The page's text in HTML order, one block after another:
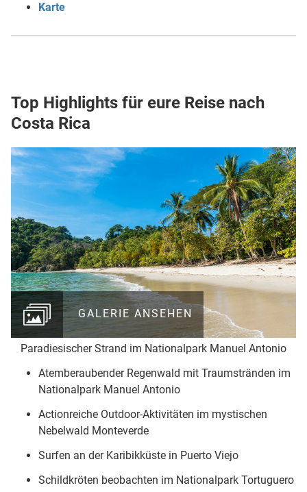
Karte
Top Highlights für eure Reise nach
Costa Rica
Paradiesischer Strand im Nationalpark Manuel Antonio
GALERIE ANSEHEN
Atemberaubender Regenwald mit Traumstränden im
Nationalpark Manuel Antonio
Actionreiche Outdoor-Aktivitäten im mystischen
Nebelwald Monteverde
Surfen an der Karibikküste in Puerto Viejo
Schildkröten beobachten im Nationalpark Tortuguero